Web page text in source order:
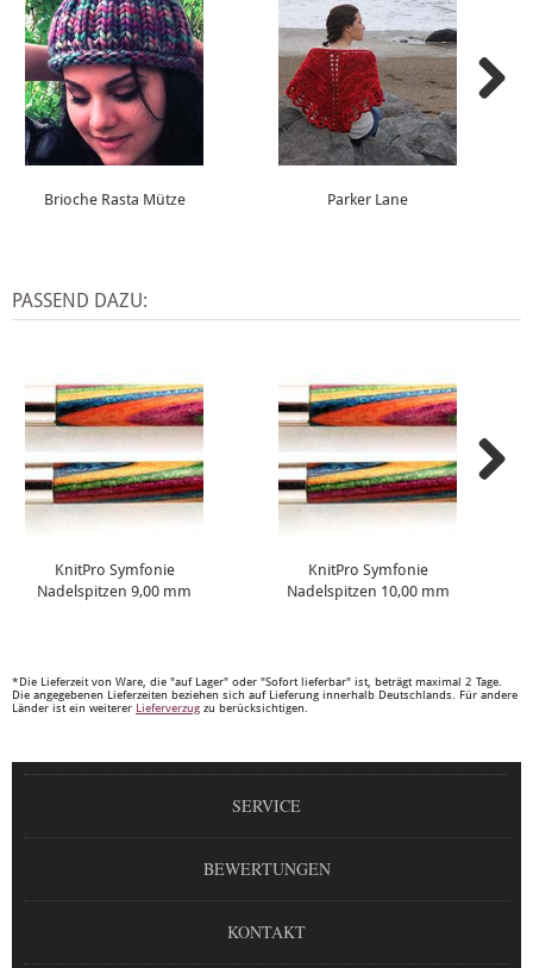
Brioche Rasta Mütze Parker Lane
PASSEND DAZU:
KnitPro Symfonie
Nadelspitzen 9,00 mm
KnitPro Symfonie
Nadelspitzen 10,00 mm
*Die Lieferzeit von Ware, die "auf Lager" oder "Sofort lieferbar" ist, beträgt maximal 2 Tage.
Die angegebenen Lieferzeiten beziehen sich auf Lieferung innerhalb Deutschlands. Für andere
Länder ist ein weiterer Lieferverzug zu berücksichtigen.
SERVICE
BEWERTUNGEN
KONTAKT